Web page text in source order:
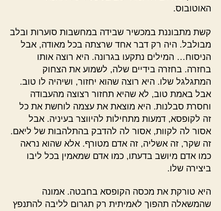
האוטובוס.
קשת מתבוננת במכשיר שבידה במחשבות סוערות ובלב
מבולבל. היה רק דבר אחד שרצתה בכל מאודה, אבל
הניסוח… המילים נתקעו בגרונה. היא רוצה אותו
בחזרה. בחזרה בידיים שלה, לשמוע את הצחוק
המתגלגל שלו. היא רוצה שהוא יחזור, ושיהיה לו טוב.
אבל באמת טוב, לא שהיא תחזור רצוצה מהעבודה
וחסרת סבלנות. היא מוצאת את עצמה לוחשת את כל
זה לקופסא, דמעות מתחילות להיווצר בעיניה. אבל
אסור לה לקוות, אסור לה להדבק בהתלהבות של ליאם.
זה שקר, זה אשליה, זה אדם מטורף. אלא שהוא נראה
כמו אדם מיושב בדעתו, כמו אדם שמאמין בכל ליבו
ביצירה שלו.
היא טורקת את מכסה הקופסא בחבטה. אמונה
שהמשאלה תהפוך לאמיתית רק תגרום לליבה להתנפץ